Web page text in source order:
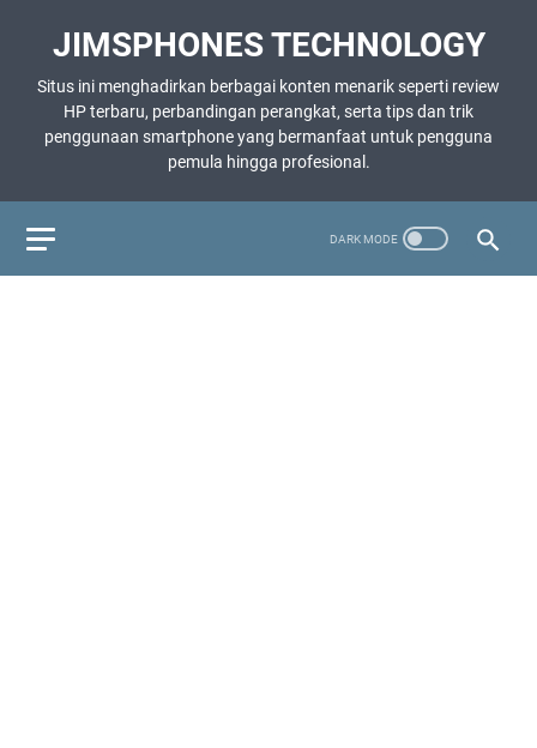
JIMSPHONES TECHNOLOGY
Situs ini menghadirkan berbagai konten menarik seperti review
HP terbaru, perbandingan perangkat, serta tips dan trik
penggunaan smartphone yang bermanfaat untuk pengguna
pemula hingga profesional.